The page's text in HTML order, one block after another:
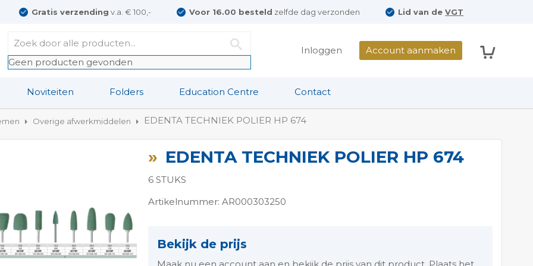
Gratis verzending v.a. € 100,- Voor 16.00 besteld zelfde dag verzonden Lid van deVGT
Geen producten gevonden
Inloggen Account aanmaken
Noviteiten Folders Education Centre Contact
Overige afwerkmiddelen EDENTA TECHNIEK POLIER HP 674
EDENTA TECHNIEK POLIER HP 674
6 STUKS
Artikelnummer: AR000303250
Bekijk de prijs
Maak nu een account aan en bekijk de prijs van dit product. Plaats het